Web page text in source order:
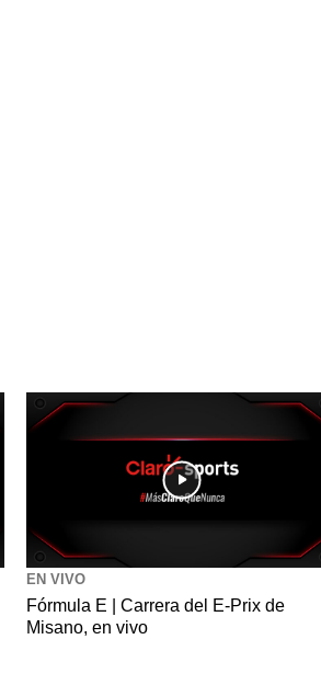
EN VIVO
Fórmula E | Carrera del E-Prix de
Misano, en vivo